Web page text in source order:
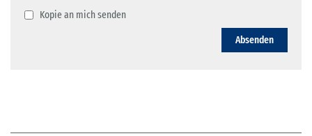
Kopie an mich senden
Absenden